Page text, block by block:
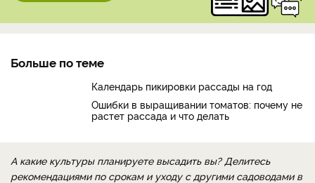
Больше по теме
Календарь пикировки рассады на год
Ошибки в выращивании томатов: почему не
растет рассада и что делать
А какие культуры планируете высадить вы? Делитесь
рекомендациями по срокам и уходу с другими садоводами в